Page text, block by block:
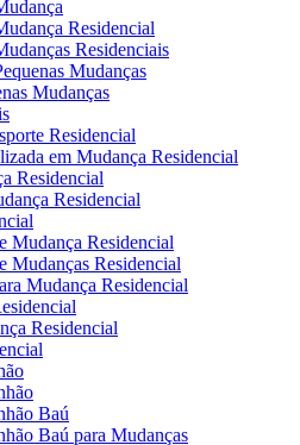
Residencial
Residenciais
Mudanças
Mudanças
Residencial
em Mudança Residencial
Residencial
Residencial
Mudança Residencial
Mudanças Residencial
Mudança Residencial
Residencial
Baú
Baú para Mudanças